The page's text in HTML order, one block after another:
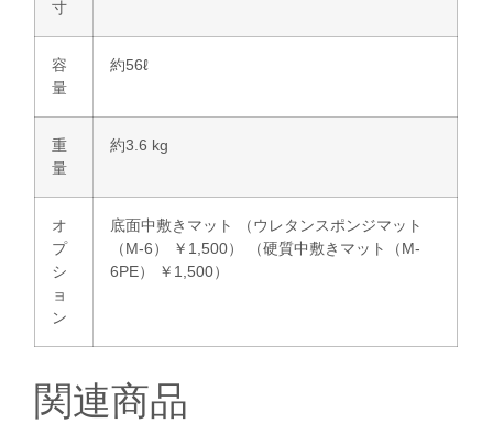
寸
容
量
約56ℓ
重
量
約3.6 kg
オ
プ
シ
ョ
ン
底面中敷きマット （ウレタンスポンジマット
（M-6） ￥1,500） （硬質中敷きマット（M-
6PE） ￥1,500）
関連商品